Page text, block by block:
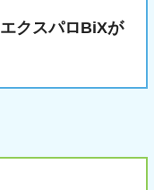
エクスパロBiXが